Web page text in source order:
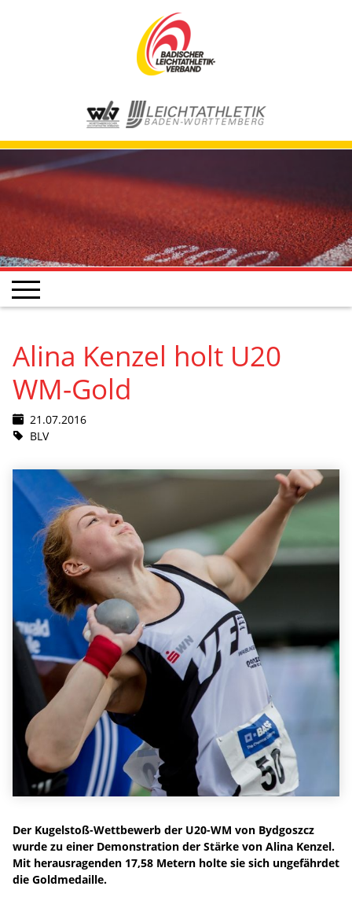
Alina Kenzel holt U20
WM-Gold
21.07.2016
BLV
Der Kugelstoß-Wettbewerb der U20-WM von Bydgoszcz
wurde zu einer Demonstration der Stärke von Alina Kenzel.
Mit herausragenden 17,58 Metern holte sie sich ungefährdet
die Goldmedaille.